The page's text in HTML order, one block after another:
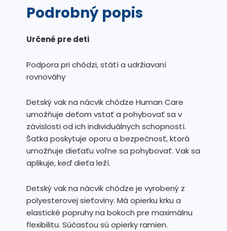
Podrobný popis
Určené pre deti
Podpora pri chôdzi, státí a udržiavaní
rovnováhy
Detský vak na nácvik chôdze Human Care
umožňuje deťom vstať a pohybovať sa v
závislosti od ich individuálnych schopností.
Šatka poskytuje oporu a bezpečnosť, ktorá
umožňuje dieťaťu voľne sa pohybovať. Vak sa
aplikuje, keď dieťa leží.
Detský vak na nácvik chôdze je vyrobený z
polyesterovej sieťoviny. Má opierku krku a
elastické popruhy na bokoch pre maximálnu
flexibilitu. Súčasťou sú opierky ramien.